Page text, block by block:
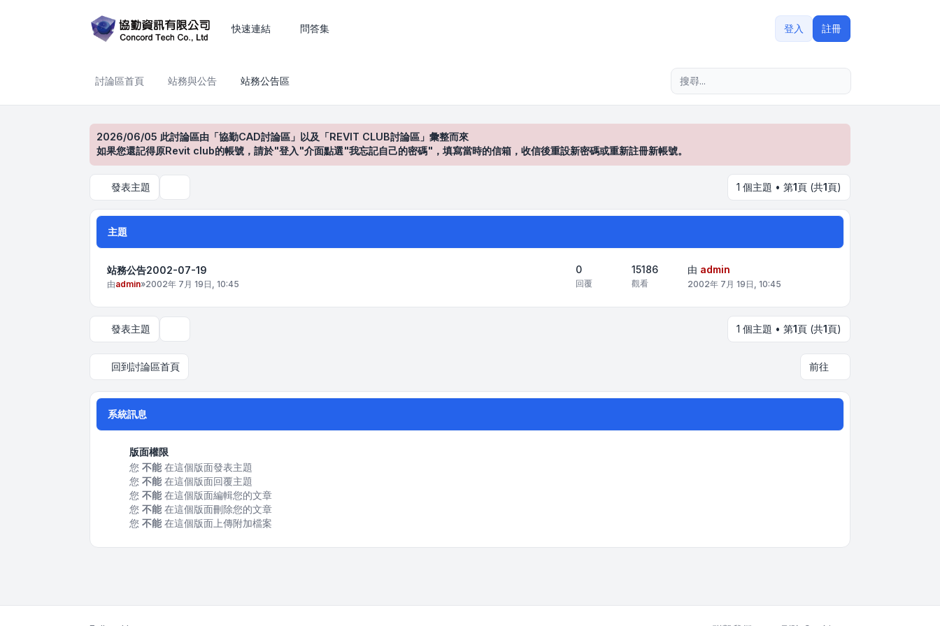
快速連結 問答集 登入 註冊
討論區首頁 站務與公告 站務公告區
2026/06/05 此討論區由「協勤CAD討論區」以及「REVIT CLUB討論區」彙整而來
如果您還記得原Revit club的帳號，請於"登入"介面點選"我忘記自己的密碼"，填寫當時的信箱，收信後重設新密碼或重新註冊新帳號。
發表主題 1 個主題 • 第1頁 (共1頁)
主題
站務公告2002-07-19
由admin»2002年 7月 19日, 10:45
0
回覆
15186
觀看
由 admin
2002年 7月 19日, 10:45
發表主題 1 個主題 • 第1頁 (共1頁)
回到討論區首頁 前往
系統訊息
版面權限
您 不能在這個版面發表主題
您 不能在這個版面回覆主題
您 不能在這個版面編輯您的文章
您 不能在這個版面刪除您的文章
您 不能在這個版面上傳附加檔案